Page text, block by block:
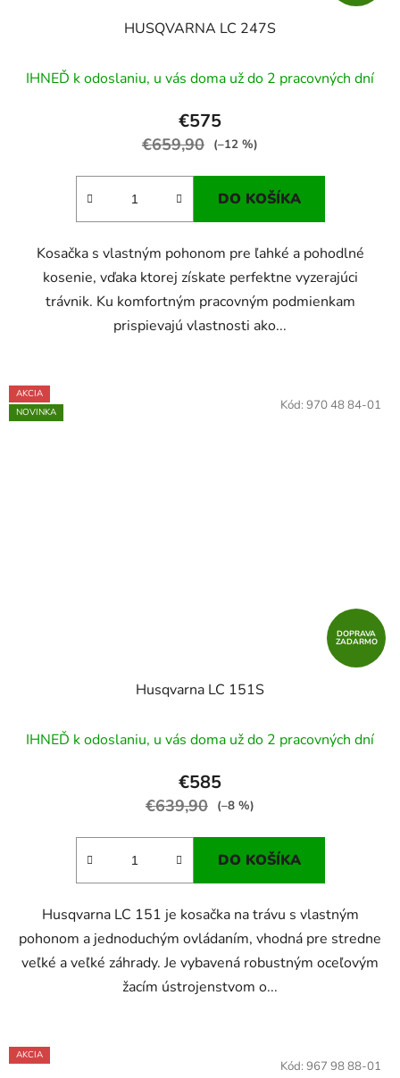
HUSQVARNA LC 247S
IHNEĎ k odoslaniu, u vás doma už do 2 pracovných dní
€575
€659,90 (–12 %)
DO KOŠÍKA
Kosačka s vlastným pohonom pre ľahké a pohodlné
kosenie, vďaka ktorej získate perfektne vyzerajúci
trávnik. Ku komfortným pracovným podmienkam
prispievajú vlastnosti ako...
AKCIA
NOVINKA
DOPRAVA
ZADARMO
Husqvarna LC 151S
IHNEĎ k odoslaniu, u vás doma už do 2 pracovných dní
€585
€639,90 (–8 %)
DO KOŠÍKA
Husqvarna LC 151 je kosačka na trávu s vlastným
pohonom a jednoduchým ovládaním, vhodná pre stredne
veľké a veľké záhrady. Je vybavená robustným oceľovým
žacím ústrojenstvom o...
Kód: 970 48 84-01
AKCIA
Kód: 967 98 88-01